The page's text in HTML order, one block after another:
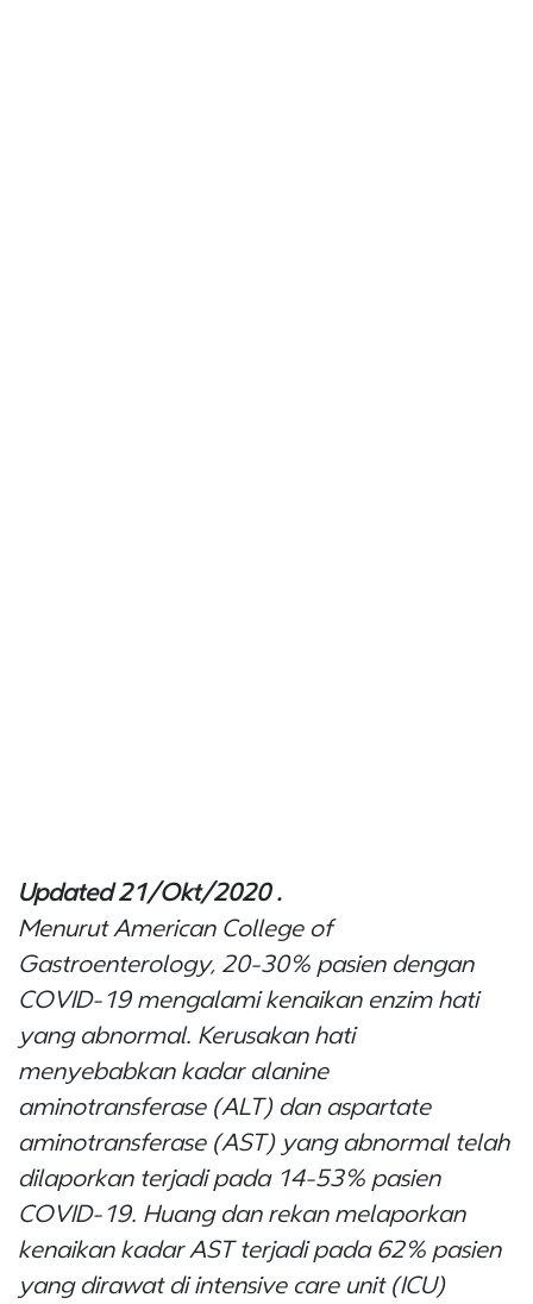
Updated 21/Okt/2020 .
Menurut American College of
Gastroenterology, 20-30% pasien dengan
COVID-19 mengalami kenaikan enzim hati
yang abnormal. Kerusakan hati
menyebabkan kadar alanine
aminotransferase(ALT) dan aspartate
aminotransferase(AST) yang abnormal telah
dilaporkan terjadi pada 14-53% pasien
COVID-19. Huang dan rekan melaporkan
kenaikan kadar AST terjadi pada 62% pasien
yang dirawat diintensive care unit(ICU)